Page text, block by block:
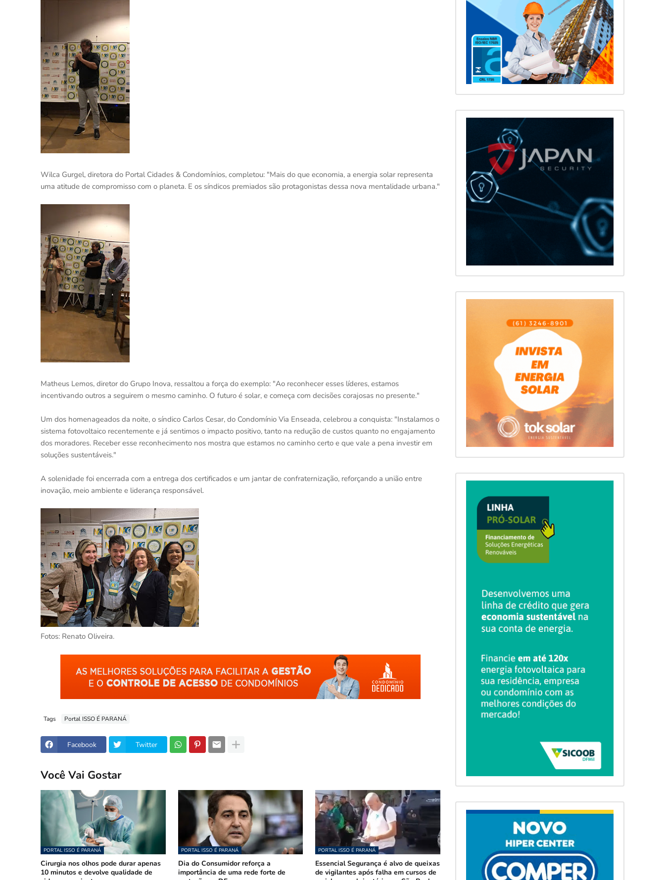
Wilca Gurgel, diretora do Portal Cidades & Condomínios, completou: "Mais do que economia, a energia solar representa
uma atitude de compromisso com o planeta. E os síndicos premiados são protagonistas dessa nova mentalidade urbana."
Matheus Lemos, diretor do Grupo Inova, ressaltou a força do exemplo: "Ao reconhecer esses líderes, estamos
incentivando outros a seguirem o mesmo caminho. O futuro é solar, e começa com decisões corajosas no presente."
Um dos homenageados da noite, o síndico Carlos Cesar, do Condomínio Via Enseada, celebrou a conquista: "Instalamos o
sistema fotovoltaico recentemente e já sentimos o impacto positivo, tanto na redução de custos quanto no engajamento
dos moradores. Receber esse reconhecimento nos mostra que estamos no caminho certo e que vale a pena investir em
soluções sustentáveis."
A solenidade foi encerrada com a entrega dos certificados e um jantar de confraternização, reforçando a união entre
inovação, meio ambiente e liderança responsável.
Fotos: Renato Oliveira.
Tags Portal ISSO É PARANÁ
Facebook Twitter
Você Vai Gostar
PORTAL ISSO É PARANÁ
Cirurgia nos olhos pode durar apenas
10 minutos e devolve qualidade de
PORTAL ISSO É PARANÁ
Dia do Consumidor reforça a
importância de uma rede forte de
PORTAL ISSO É PARANÁ
Essencial Segurança é alvo de queixas
de vigilantes após falha em cursos de